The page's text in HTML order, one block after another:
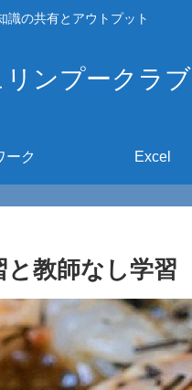
識の共有とアウトプット
リンプークラブ
ーク Excel
教師なし学習